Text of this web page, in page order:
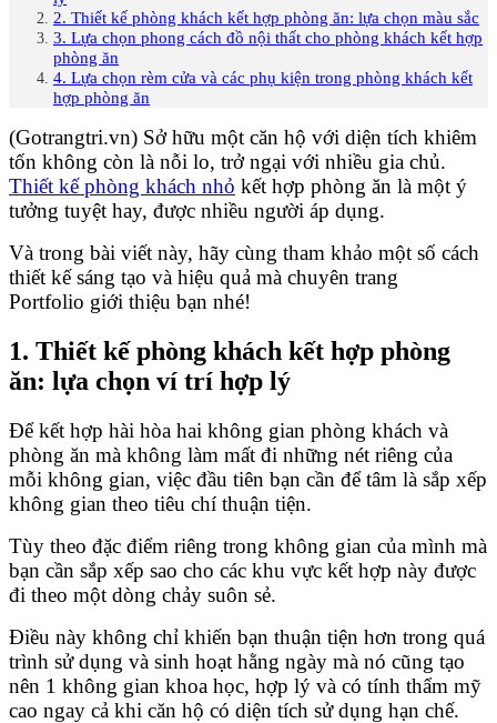
2. Thiết kế phòng khách kết hợp phòng ăn: lựa chọn màu sắc
3. Lựa chọn phong cách đồ nội thất cho phòng khách kết hợp
phòng ăn
4. Lựa chọn rèm cửa và các phụ kiện trong phòng khách kết
hợp phòng ăn
(Gotrangtri.vn) Sở hữu một căn hộ với diện tích khiêm
tốn không còn là nỗi lo, trở ngại với nhiều gia chủ.
Thiết kế phòng khách nhỏ kết hợp phòng ăn là một ý
tưởng tuyệt hay, được nhiều người áp dụng.
Và trong bài viết này, hãy cùng tham khảo một số cách
thiết kế sáng tạo và hiệu quả mà chuyên trang
Portfolio giới thiệu bạn nhé!
1. Thiết kế phòng khách kết hợp phòng
ăn: lựa chọn ví trí hợp lý
Để kết hợp hài hòa hai không gian phòng khách và
phòng ăn mà không làm mất đi những nét riêng của
mỗi không gian, việc đầu tiên bạn cần để tâm là sắp xếp
không gian theo tiêu chí thuận tiện.
Tùy theo đặc điểm riêng trong không gian của mình mà
bạn cần sắp xếp sao cho các khu vực kết hợp này được
đi theo một dòng chảy suôn sẻ.
Điều này không chỉ khiến bạn thuận tiện hơn trong quá
trình sử dụng và sinh hoạt hằng ngày mà nó cũng tạo
nên 1 không gian khoa học, hợp lý và có tính thẩm mỹ
cao ngay cả khi căn hộ có diện tích sử dụng hạn chế.